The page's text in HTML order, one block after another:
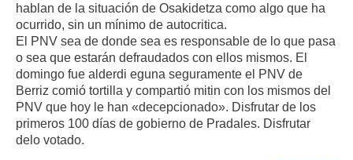
hablan de la situación de Osakidetza como algo que ha
ocurrido, sin un mínimo de autocritica.
El PNV sea de donde sea es responsable de lo que pasa
o sea que estarán defraudados con ellos mismos. El
domingo fue alderdi eguna seguramente el PNV de
Berriz comió tortilla y compartió mitin con los mismos del
PNV que hoy le han «decepcionado». Disfrutar de los
primeros 100 días de gobierno de Pradales. Disfrutar
delo votado.